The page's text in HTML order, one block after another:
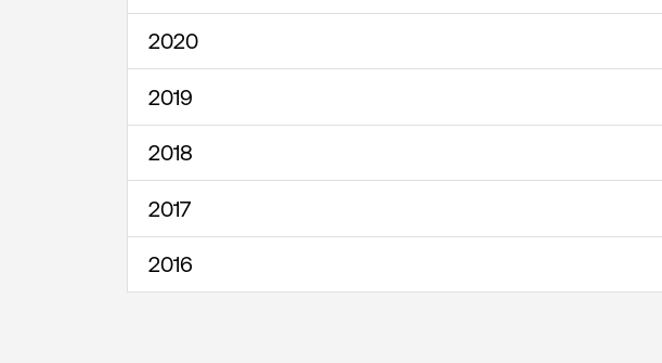
2020
2019
2018
2017
2016